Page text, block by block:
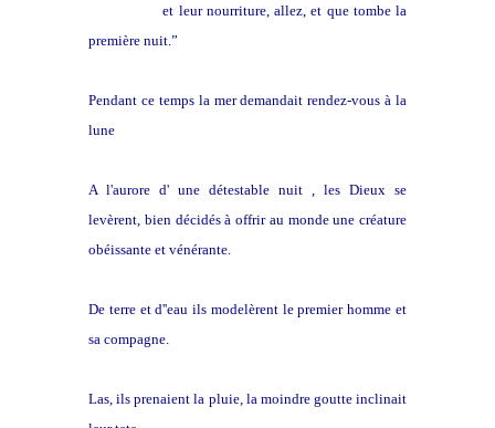
et leur nourriture, allez, et que tombe la
première nuit.”
Pendant ce temps la mer demandait rendez-vous à la
lune
A l'aurore d' une détestable nuit , les Dieux se
levèrent, bien décidés à offrir au monde une créature
obéissante et vénérante.
De terre et d''eau ils modelèrent le premier homme et
sa compagne.
Las, ils prenaient la pluie, la moindre goutte inclinait